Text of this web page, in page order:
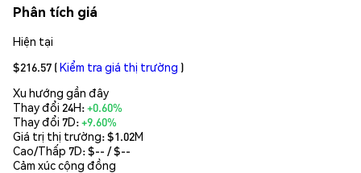
Phân tích giá
Hiện tại
$216.57 (Kiểm tra giá thị trường )
Xu hướng gần đây
Thay đổi 24H:+0.60%
Thay đổi 7D:+9.60%
Giá trị thị trường:$1.02M
Cao/Thấp 7D: $-- / $--
Cảm xúc cộng đồng